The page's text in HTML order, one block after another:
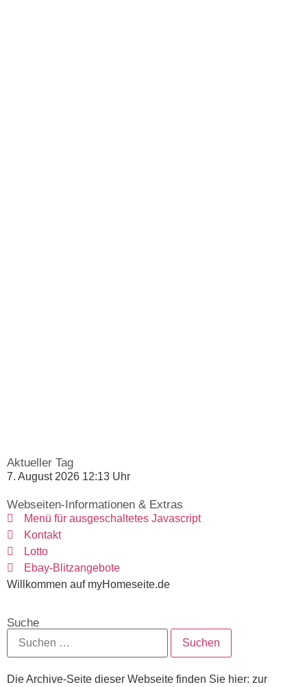
Aktueller Tag
7. August 2026 12:13 Uhr
Webseiten-Informationen & Extras
Menü für ausgeschaltetes Javascript
Kontakt
Lotto
Ebay-Blitzangebote
Willkommen auf myHomeseite.de
Suche
Die Archive-Seite dieser Webseite finden Sie hier: zur